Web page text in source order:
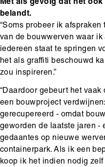
Met als gevolg dat het
belandt.
“Soms probeer ik
van de bouwwerven waar
iedereen staat te springen
het als graffiti beschouwd
zou inspireren.”
“Daardoor gebeurt het
een bouwproject
gerecupereerd - omdat
geworden de laatste jaren -
gedaantes op nieuwe
containerpark. Als ik een
koop ik het indien nodig zelf